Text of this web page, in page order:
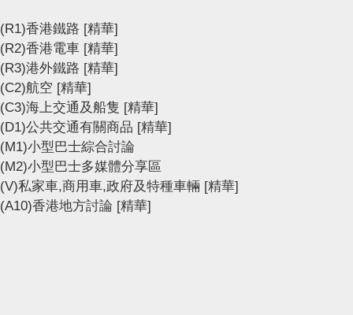
(R1)香港鐵路 [精華]
(R2)香港電車 [精華]
(R3)港外鐵路 [精華]
(C2)航空 [精華]
(C3)海上交通及船隻 [精華]
(D1)公共交通有關商品 [精華]
(M1)小型巴士綜合討論
(M2)小型巴士多媒體分享區
(V)私家車,商用車,政府及特種車輛 [精華]
(A10)香港地方討論 [精華]